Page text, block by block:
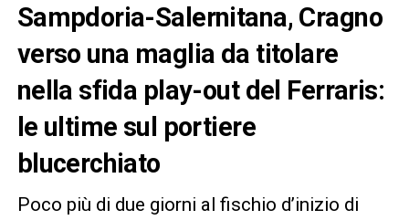
Sampdoria-Salernitana, Cragno
verso una maglia da titolare
nella sfida play-out del Ferraris:
le ultime sul portiere
blucerchiato
Poco più di due giorni al fischio d’inizio di